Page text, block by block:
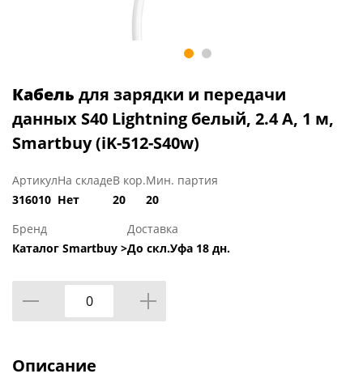
Кабель для зарядки и передачи
данных S40 Lightning белый, 2.4 А, 1 м,
Smartbuy (iK-512-S40w)
Артикул
316010
На складе
Нет
В кор.
20
Мин. партия
20
Бренд
Каталог Smartbuy >
Доставка
До скл.Уфа 18 дн.
Описание